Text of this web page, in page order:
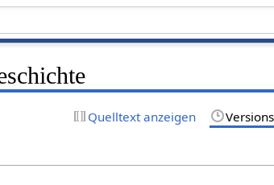
Quelltext anzeigen